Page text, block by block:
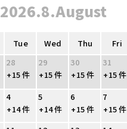
2026.8.August
Tue Wed Thu Fri
28 29 30 31
+15 件 +15 件 +15 件 +15 件
4 5 6 7
+14 件 +14 件 +15 件 +15 件